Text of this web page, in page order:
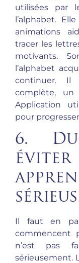
utilisées par
l’alphabet.
animations
tracer les
motivants.
l’alphabet
continuer. Il
complète, un
Application
pour
6.
Il faut en
commencent
n’est pas
sérieusement.